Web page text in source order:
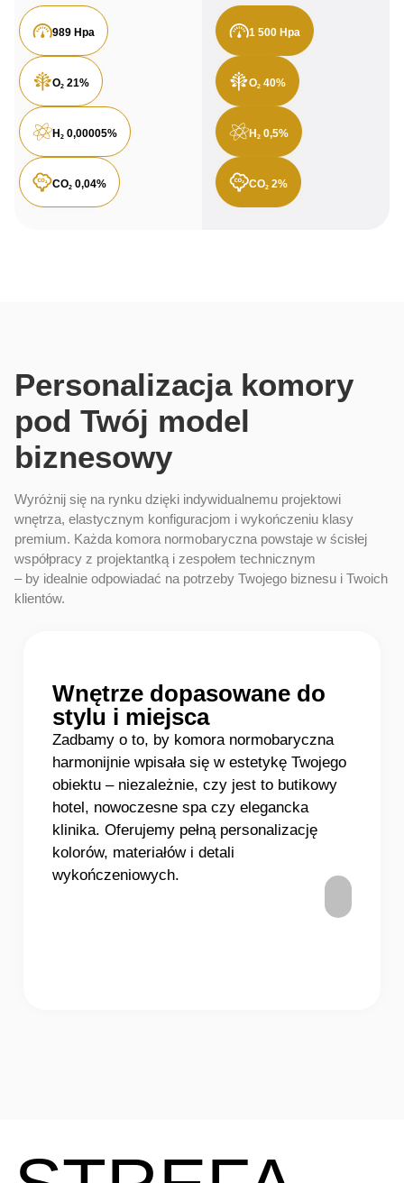
989 Hpa
O2 21%
H 2 0,00005%
CO2 0,04%
1 500 Hpa
O2 40%
H 2 0,5%
CO2 2%
Personalizacja komory
pod Twój model
biznesowy
Wyróżnij się na rynku dzięki indywidualnemu projektowi
wnętrza, elastycznym konfiguracjom i wykończeniu klasy
premium. Każda komora normobaryczna powstaje w ścisłej
współpracy z projektantką i zespołem technicznym
– by idealnie odpowiadać na potrzeby Twojego biznesu i Twoich
klientów.
Wnętrze dopasowane do
stylu i miejsca
Zadbamy o to, by komora normobaryczna
harmonijnie wpisała się w estetykę Twojego
obiektu – niezależnie, czy jest to butikowy
hotel, nowoczesne spa czy elegancka
klinika. Oferujemy pełną personalizację
kolorów, materiałów i detali
wykończeniowych.